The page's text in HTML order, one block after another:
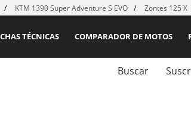
KTM 1390 Super Adventure S EVO Zontes 125 X
COMPARADOR DE MOTOS
TÉCNICAS
Buscar